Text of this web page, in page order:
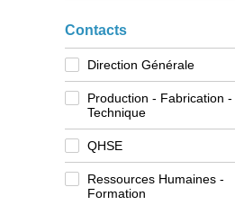
Contacts
Direction Générale
Production - Fabrication -
Technique
QHSE
Ressources Humaines -
Formation